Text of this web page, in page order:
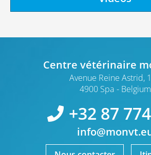
Centre vétérinaire
Avenue Reine Astrid,
4900 Spa
Belgium
+32 87